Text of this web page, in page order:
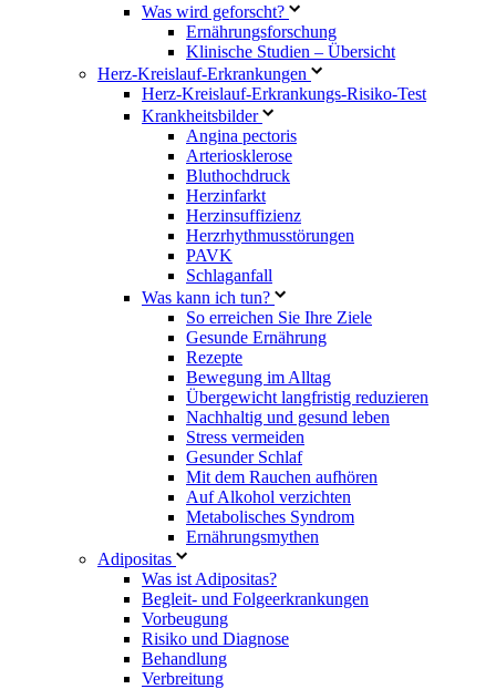
Was wird geforscht?
Ernährungsforschung
Klinische Studien – Übersicht
Herz-Kreislauf-Erkrankungen
Herz-Kreislauf-Erkrankungs-Risiko-Test
Krankheitsbilder
Angina pectoris
Arteriosklerose
Bluthochdruck
Herzinfarkt
Herzinsuffizienz
Herzrhythmusstörungen
PAVK
Schlaganfall
Was kann ich tun?
So erreichen Sie Ihre Ziele
Gesunde Ernährung
Rezepte
Bewegung im Alltag
Übergewicht langfristig reduzieren
Nachhaltig und gesund leben
Stress vermeiden
Gesunder Schlaf
Mit dem Rauchen aufhören
Auf Alkohol verzichten
Metabolisches Syndrom
Ernährungsmythen
Adipositas
Was ist Adipositas?
Begleit- und Folgeerkrankungen
Vorbeugung
Risiko und Diagnose
Behandlung
Verbreitung